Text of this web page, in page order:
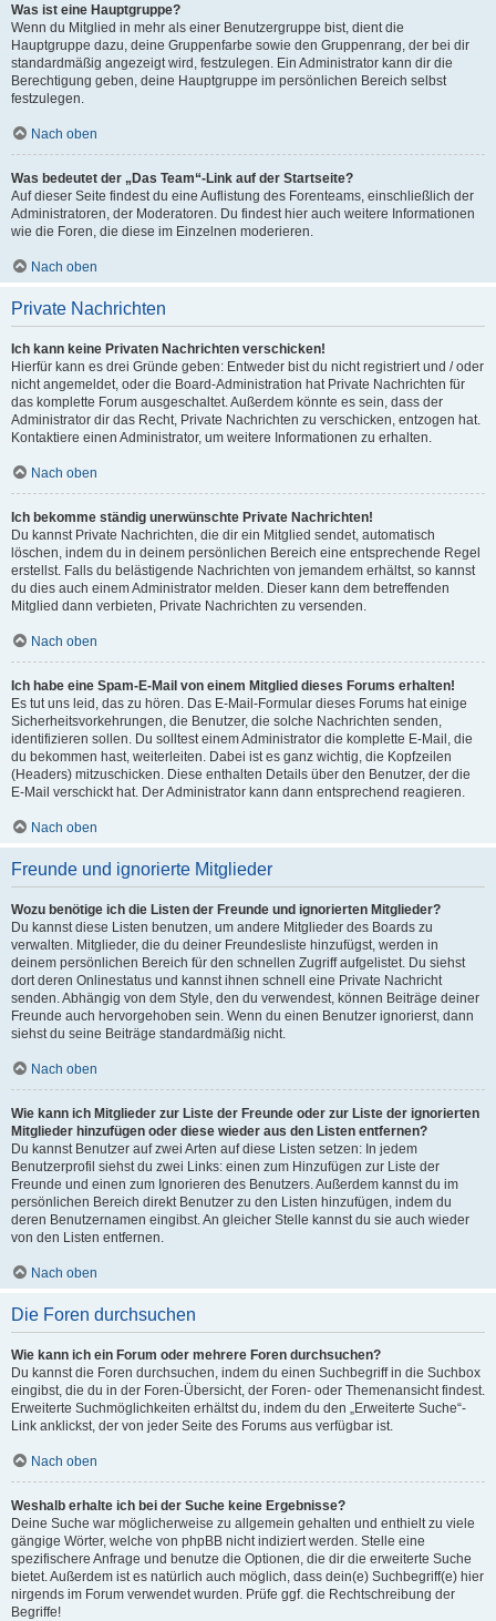
Was ist eine Hauptgruppe?
Wenn du Mitglied in mehr als einer Benutzergruppe bist, dient die
Hauptgruppe dazu, deine Gruppenfarbe sowie den Gruppenrang, der bei dir
standardmäßig angezeigt wird, festzulegen. Ein Administrator kann dir die
Berechtigung geben, deine Hauptgruppe im persönlichen Bereich selbst
festzulegen.
Nach oben
Was bedeutet der „Das Team“-Link auf der Startseite?
Auf dieser Seite findest du eine Auflistung des Forenteams, einschließlich der
Administratoren, der Moderatoren. Du findest hier auch weitere Informationen
wie die Foren, die diese im Einzelnen moderieren.
Nach oben
Private Nachrichten
Ich kann keine Privaten Nachrichten verschicken!
Hierfür kann es drei Gründe geben: Entweder bist du nicht registriert und / oder
nicht angemeldet, oder die Board-Administration hat Private Nachrichten für
das komplette Forum ausgeschaltet. Außerdem könnte es sein, dass der
Administrator dir das Recht, Private Nachrichten zu verschicken, entzogen hat.
Kontaktiere einen Administrator, um weitere Informationen zu erhalten.
Nach oben
Ich bekomme ständig unerwünschte Private Nachrichten!
Du kannst Private Nachrichten, die dir ein Mitglied sendet, automatisch
löschen, indem du in deinem persönlichen Bereich eine entsprechende Regel
erstellst. Falls du belästigende Nachrichten von jemandem erhältst, so kannst
du dies auch einem Administrator melden. Dieser kann dem betreffenden
Mitglied dann verbieten, Private Nachrichten zu versenden.
Nach oben
Ich habe eine Spam-E-Mail von einem Mitglied dieses Forums erhalten!
Es tut uns leid, das zu hören. Das E-Mail-Formular dieses Forums hat einige
Sicherheitsvorkehrungen, die Benutzer, die solche Nachrichten senden,
identifizieren sollen. Du solltest einem Administrator die komplette E-Mail, die
du bekommen hast, weiterleiten. Dabei ist es ganz wichtig, die Kopfzeilen
(Headers) mitzuschicken. Diese enthalten Details über den Benutzer, der die
E-Mail verschickt hat. Der Administrator kann dann entsprechend reagieren.
Nach oben
Freunde und ignorierte Mitglieder
Wozu benötige ich die Listen der Freunde und ignorierten Mitglieder?
Du kannst diese Listen benutzen, um andere Mitglieder des Boards zu
verwalten. Mitglieder, die du deiner Freundesliste hinzufügst, werden in
deinem persönlichen Bereich für den schnellen Zugriff aufgelistet. Du siehst
dort deren Onlinestatus und kannst ihnen schnell eine Private Nachricht
senden. Abhängig von dem Style, den du verwendest, können Beiträge deiner
Freunde auch hervorgehoben sein. Wenn du einen Benutzer ignorierst, dann
siehst du seine Beiträge standardmäßig nicht.
Nach oben
Wie kann ich Mitglieder zur Liste der Freunde oder zur Liste der ignorierten
Mitglieder hinzufügen oder diese wieder aus den Listen entfernen?
Du kannst Benutzer auf zwei Arten auf diese Listen setzen: In jedem
Benutzerprofil siehst du zwei Links: einen zum Hinzufügen zur Liste der
Freunde und einen zum Ignorieren des Benutzers. Außerdem kannst du im
persönlichen Bereich direkt Benutzer zu den Listen hinzufügen, indem du
deren Benutzernamen eingibst. An gleicher Stelle kannst du sie auch wieder
von den Listen entfernen.
Nach oben
Die Foren durchsuchen
Wie kann ich ein Forum oder mehrere Foren durchsuchen?
Du kannst die Foren durchsuchen, indem du einen Suchbegriff in die Suchbox
eingibst, die du in der Foren-Übersicht, der Foren- oder Themenansicht findest.
Erweiterte Suchmöglichkeiten erhältst du, indem du den „Erweiterte Suche“-
Link anklickst, der von jeder Seite des Forums aus verfügbar ist.
Nach oben
Weshalb erhalte ich bei der Suche keine Ergebnisse?
Deine Suche war möglicherweise zu allgemein gehalten und enthielt zu viele
gängige Wörter, welche von phpBB nicht indiziert werden. Stelle eine
spezifischere Anfrage und benutze die Optionen, die dir die erweiterte Suche
bietet. Außerdem ist es natürlich auch möglich, dass dein(e) Suchbegriff(e) hier
nirgends im Forum verwendet wurden. Prüfe ggf. die Rechtschreibung der
Begriffe!